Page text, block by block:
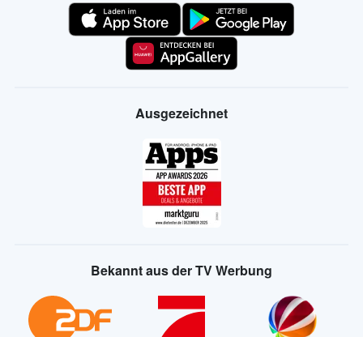
Ausgezeichnet
Bekannt aus der TV Werbung